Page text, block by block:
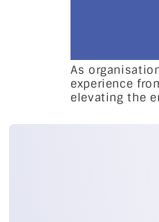
As
experience
elevating the